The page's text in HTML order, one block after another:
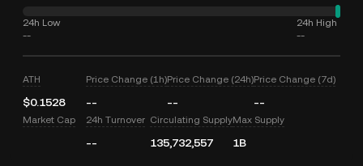
24h Low
--
24h High
--
ATH
$0.1528
Price Change (1h)
--
Price Change (24h)
--
Price Change (7d)
--
Market Cap 24h Turnover
--
Circulating Supply
135,732,557
Max Supply
1B